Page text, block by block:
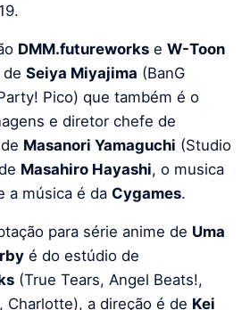
DMM.futureworks e W-Toon
de Seiya Miyajima (BanG
Pico) que também é o
e diretor chefe de
Masanori Yamaguchi (Studio
Masahiro Hayashi, o musica
a música é da Cygames.
para série anime de Uma
é do estúdio de
(True Tears, Angel Beats!,
Charlotte), a direção é de Kei